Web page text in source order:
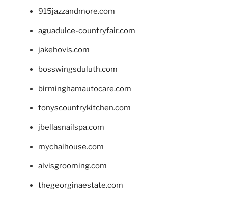
915jazzandmore.com
aguadulce-countryfair.com
jakehovis.com
bosswingsduluth.com
birminghamautocare.com
tonyscountrykitchen.com
jbellasnailspa.com
mychaihouse.com
alvisgrooming.com
thegeorginaestate.com